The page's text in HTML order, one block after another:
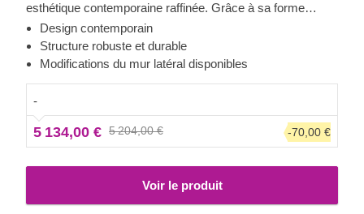
esthétique contemporaine raffinée. Grâce à sa forme
moderne et élégante, son design sublime et son toit
traditionnel à double pente, ce magnifique carport
deviendra rapidement un ajout précieux à votre espace
modèle de carport correspondant le mieux à vos besoins.
Design contemporain
Structure robuste et durable
Modifications du mur latéral disponibles
-
5 134,00 € 5 204,00 € -70,00 €
Voir le produit